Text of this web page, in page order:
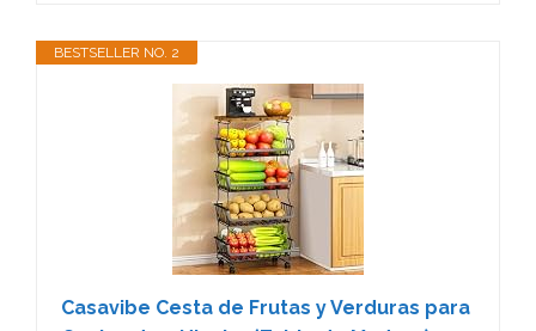
BESTSELLER NO. 2
Casavibe Cesta de Frutas y Verduras para